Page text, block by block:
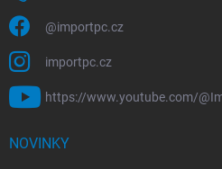
@importpc.cz
importpc.cz
https://www.youtube.com/
NOVINKY